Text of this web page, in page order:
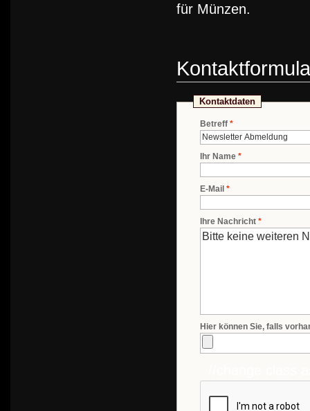
für Münzen.
Kontaktdaten
*
Betreff
*
Ihr Name
*
E-Mail
*
Ihre Nachricht
Hier können Sie, falls